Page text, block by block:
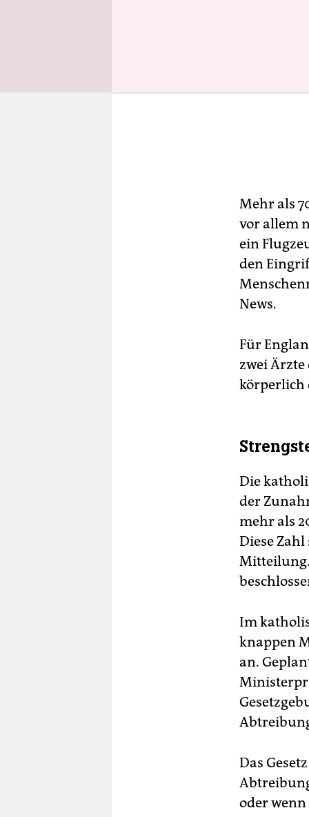
Mehr als
vor allem
ein
den
News.
Für
zwei Ärzte
körperlich
Die
der
mehr als
Diese
Mitteilung.
Im
knappen
an.
Das
oder